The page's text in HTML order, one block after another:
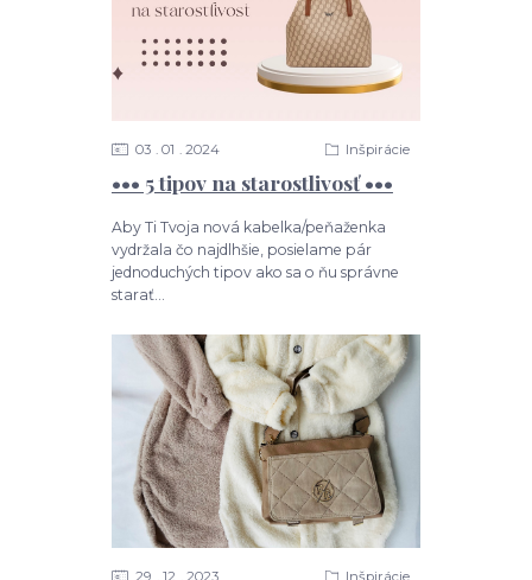
••• 5 tipov na starostlivosť •••
03 01 2024 Inšpirácie
Aby Ti Tvoja nová kabelka/peňaženka
vydržala čo najdlhšie, posielame pár
jednoduchých tipov ako sa o ňu správne
starať...
29 12 2023 Inšpirácie